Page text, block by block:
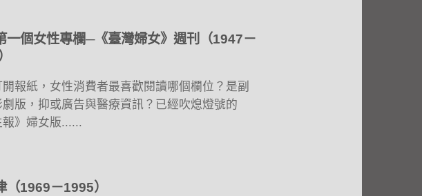
一個女性專欄─《臺灣婦女》週刊（1947－
報紙，女性消費者最喜歡閱讀哪個欄位？是副
版，抑或廣告與醫療資訊？已經吹熄燈號的
報》婦女版......
（1969－1995）